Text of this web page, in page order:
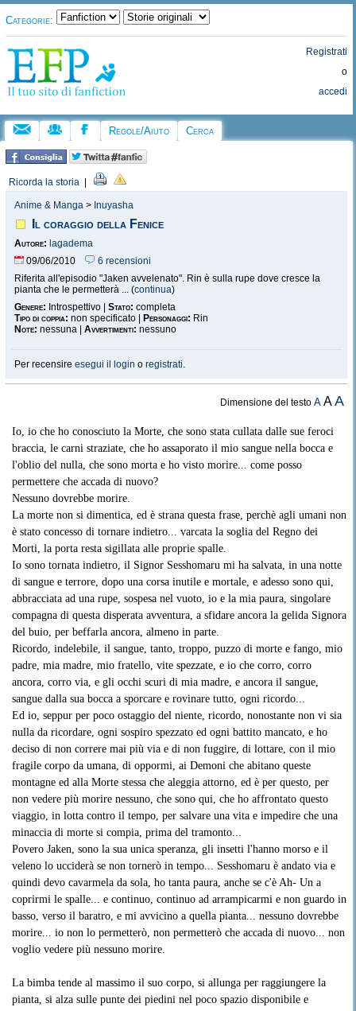
Categorie:
Registrati
o
accedi
Regole/Aiuto Cerca
Ricorda la storia
Anime & Manga > Inuyasha
Il coraggio della Fenice
Autore: lagadema
09/06/2010
6 recensioni
Riferita all'episodio "Jaken avvelenato". Rin è sulla rupe dove cresce la
pianta che le permetterà ... (continua)
Genere: Introspettivo | Stato: completa
Tipo di coppia: non specificato | Personaggi: Rin
Note: nessuna | Avvertimenti: nessuno
Per recensire esegui il login o registrati.
Dimensione del testoA AA
Io, io che ho conosciuto la Morte, che sono stata cullata dalle sue feroci
braccia, le carni straziate, che ho assaporato il mio sangue nella bocca e
l'oblio del nulla, che sono morta e ho visto morire... come posso
permettere che accada di nuovo?
Nessuno dovrebbe morire.
La morte non si dimentica, ed è strana questa frase, perchè agli umani non
è stato concesso di tornare indietro... varcata la soglia del Regno dei
Morti, la porta resta sigillata alle proprie spalle.
Io sono tornata indietro, il Signor Sesshomaru mi ha salvata, in una notte
di sangue e terrore, dopo una corsa inutile e mortale, e adesso sono qui,
abbracciata ad una rupe, sospesa nel vuoto, io e la mia paura, singolare
compagna di questa disperata avventura, a sfidare ancora la gelida Signora
del buio, per beffarla ancora, almeno in parte.
Ricordo, indelebile, il sangue, tanto, troppo, puzzo di morte e fango, mio
padre, mia madre, mio fratello, vite spezzate, e io che corro, corro
ancora, corro via, e gli occhi scuri di mia madre, e ancora il sangue,
sangue dalla sua bocca a sporcare e rovinare tutto, ogni ricordo...
Ed io, seppur per poco ostaggio del niente, ricordo, nonostante non vi sia
nulla da ricordare, ogni sospiro spezzato ed ogni battito mancato, e ho
deciso di non correre mai più via e di non fuggire, di lottare, con il mio
fragile corpo da umana, di oppormi, ai Demoni che abitano queste
montagne ed alla Morte stessa che aleggia attorno, ed è per questo, per
non vedere più morire nessuno, che sono qui, che ho affrontato questo
viaggio, in lotta contro il tempo, per salvare una vita e impedire che una
minaccia di morte si compia, prima del tramonto...
Povero Jaken, sono la sua unica speranza, gli insetti l'hanno morso e il
veleno lo ucciderà se non tornerò in tempo... Sesshomaru è andato via e
quindi devo cavarmela da sola, ho tanta paura, anche se c'è Ah- Un a
coprirmi le spalle... e continuo, continuo ad arrampicarmi e non guardo in
basso, verso il baratro, e mi avvicino a quella pianta... nessuno dovrebbe
morire... io non lo permetterò, non permetterò che accada di nuovo... non
voglio vedere più nessuno morire.
La bimba tende al massimo il suo corpo, si allunga per raggiungere la
pianta, si alza sulle punte dei piedini nel poco spazio disponibile e